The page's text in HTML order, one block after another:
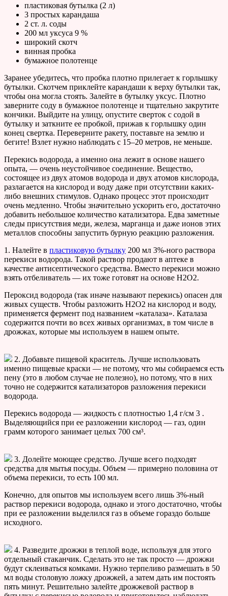
пластиковая бутылка (2 л)
3 простых карандаша
2 ст. л. соды
200 мл уксуса 9 %
широкий скотч
винная пробка
бумажное полотенце
Заранее убедитесь, что пробка плотно прилегает к горлышку
бутылки. Скотчем приклейте карандаши к верху бутылки так,
чтобы она могла стоять. Залейте в бутылку уксус. Плотно
заверните соду в бумажное полотенце и тщательно закрутите
кончики. Выйдите на улицу, опустите сверток с содой в
бутылку и заткните ее пробкой, прижав к горлышку один
конец свертка. Переверните ракету, поставьте на землю и
бегите! Взлет нужно наблюдать с 15–20 метров, не меньше.
Перекись водорода, а именно она лежит в основе нашего
опыта, — очень неустойчивое соединение. Вещество,
состоящее из двух атомов водорода и двух атомов кислорода,
разлагается на кислород и воду даже при отсутствии каких-
либо внешних стимулов. Однако процесс этот происходит
очень медленно. Чтобы значительно ускорить его, достаточно
добавить небольшое количество катализатора. Едва заметные
следы присутствия меди, железа, марганца и даже ионов этих
металлов способны запустить бурную реакцию разложения.
1. Налейте в пластиковую бутылку 200 мл 3%-ного раствора
перекиси водорода. Такой раствор продают в аптеке в
качестве антисептического средства. Вместо перекиси можно
взять отбеливатель — их тоже готовят на основе H2O2.
Пероксид водорода (так иначе называют перекись) опасен для
живых существ. Чтобы разложить H2O2 на кислород и воду,
применяется фермент под названием «каталаза». Каталаза
содержится почти во всех живых организмах, в том числе в
дрожжах, которые мы используем в нашем опыте.
2. Добавьте пищевой краситель. Лучше использовать
именно пищевые краски — не потому, что мы собираемся есть
пену (это в любом случае не полезно), но потому, что в них
точно не содержится катализаторов разложения перекиси
водорода.
Перекись водорода — жидкость с плотностью 1,4 г/см 3 .
Выделяющийся при ее разложении кислород — газ, один
грамм которого занимает целых 700 см³.
3. Долейте моющее средство. Лучше всего подходят
средства для мытья посуды. Объем — примерно половина от
объема перекиси, то есть 100 мл.
Конечно, для опытов мы используем всего лишь 3%-ный
раствор перекиси водорода, однако и этого достаточно, чтобы
при ее разложении выделился газ в объеме гораздо больше
исходного.
4. Разведите дрожжи в теплой воде, используя для этого
отдельный стаканчик. Сделать это не так просто — дрожжи
будут склеиваться комками. Нужно терпеливо размешать в 50
мл воды столовую ложку дрожжей, а затем дать им постоять
пять минут. Решительно залейте дрожжевой раствор в